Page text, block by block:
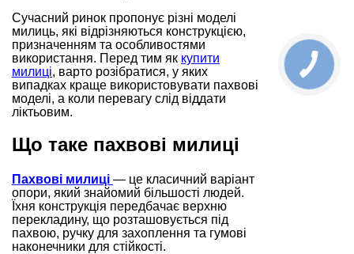
Сучасний ринок пропонує різні моделі
милиць, які відрізняються конструкцією,
призначенням та особливостями
використання. Перед тим як купити
милиці, варто розібратися, у яких
випадках краще використовувати пахвові
моделі, а коли перевагу слід віддати
ліктьовим.
Що таке пахвові милиці
Пахвові милиці — це класичний варіант
опори, який знайомий більшості людей.
Їхня конструкція передбачає верхню
перекладину, що розташовується під
пахвою, ручку для захоплення та гумові
наконечники для стійкості.